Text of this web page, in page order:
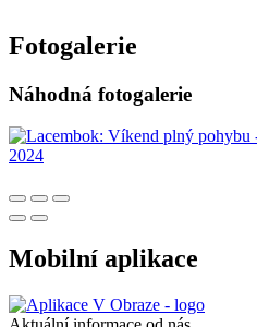
Fotogalerie
Náhodná fotogalerie
Mobilní aplikace